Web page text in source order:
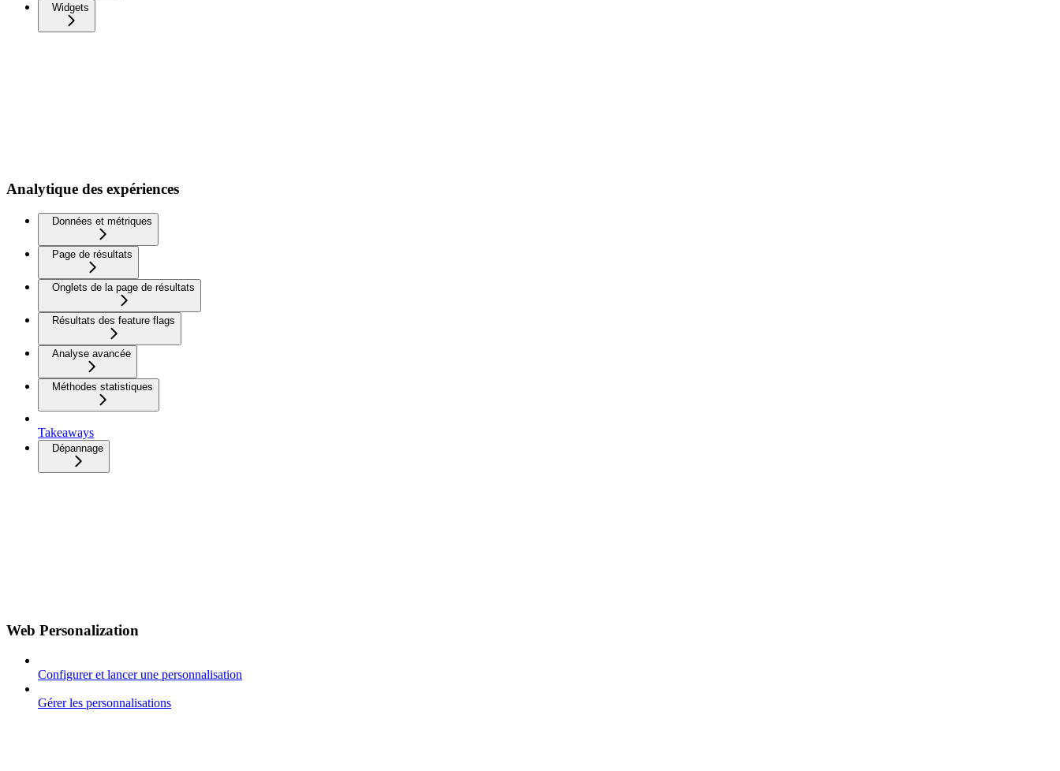
Widgets
Analytique des expériences
Données et métriques
Page de résultats
Onglets de la page de résultats
Résultats des feature flags
Analyse avancée
Méthodes statistiques
Takeaways
Dépannage
Web Personalization
Configurer et lancer une personnalisation
Gérer les personnalisations